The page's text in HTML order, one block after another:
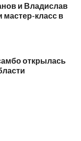
и Владислав
класс в
открылась